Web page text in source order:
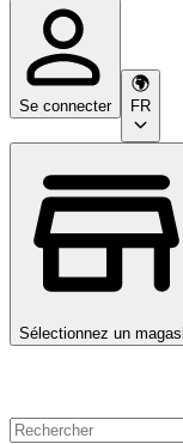
Se connecter FR
Sélectionnez un